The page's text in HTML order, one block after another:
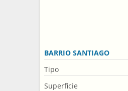
BARRIO SANTIAGO
Tipo
Superficie